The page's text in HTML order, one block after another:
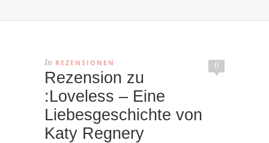
0
In REZENSIONEN
Rezension zu
:Loveless – Eine
Liebesgeschichte von
Katy Regnery